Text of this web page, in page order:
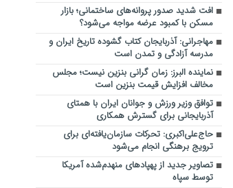
افت شدید صدور پروانه‌های ساختمانی؛ بازار
مسکن با کمبود عرضه مواجه می‌شود؟
مهاجرانی: آذربایجان کتاب گشوده تاریخ ایران و
مدرسه آزادگی و تمدن است
نماینده البرز: زمان گرانی بنزین نیست؛ مجلس
مخالف افزایش قیمت بنزین است
توافق وزیر ورزش و جوانان ایران با همتای
آذربایجانی برای گسترش همکاری
حاج‌علی‌اکبری: تحرکات سازمان‌یافته‌ای برای
ترویج برهنگی انجام می‌شود
تصاویر جدید از پهپادهای منهدم‌شده آمریکا
توسط سپاه